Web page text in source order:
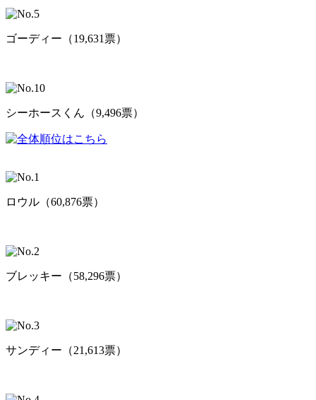
ゴーディー（19,631票）
シーホースくん（9,496票）
ロウル（60,876票）
ブレッキー（58,296票）
サンディー（21,613票）